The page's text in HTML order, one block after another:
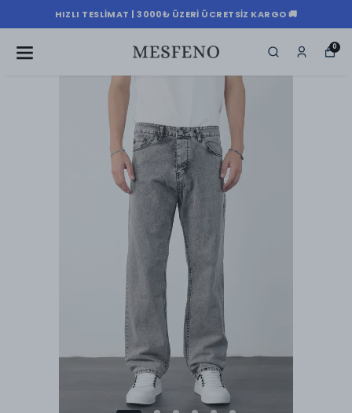
HIZLI TESLIMAT | 3000₺ ÜZERI ÜCRETSIZ KARGO 🚚
0